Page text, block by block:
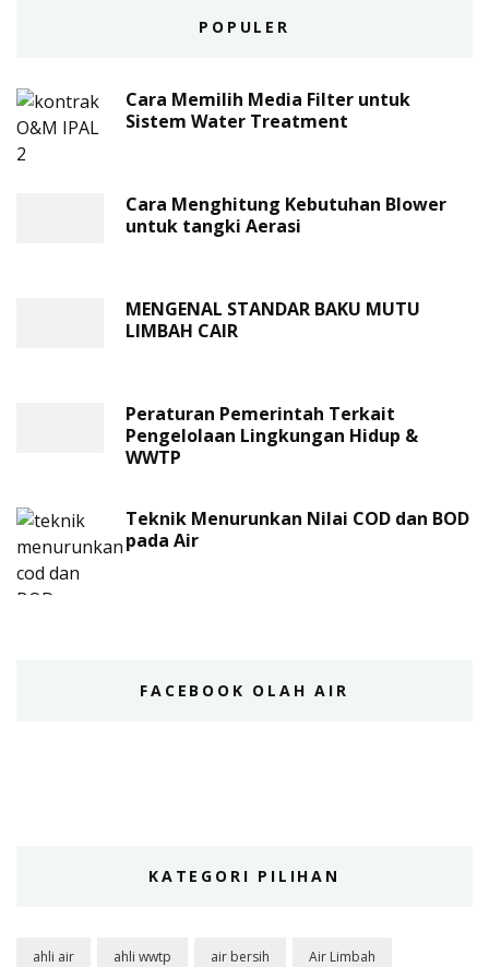
POPULER
Cara Memilih Media Filter untuk
Sistem Water Treatment
Cara Menghitung Kebutuhan Blower
untuk tangki Aerasi
MENGENAL STANDAR BAKU MUTU
LIMBAH CAIR
Peraturan Pemerintah Terkait
Pengelolaan Lingkungan Hidup &
WWTP
Teknik Menurunkan Nilai COD dan BOD
pada Air
FACEBOOK OLAH AIR
KATEGORI PILIHAN
ahli air ahli wwtp air bersih Air Limbah